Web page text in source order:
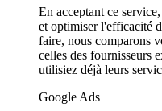
En acceptant ce
et optimiser l'efficacité
faire, nous comparons
celles des fournisseurs
utilisiez déjà leurs
Google Ads